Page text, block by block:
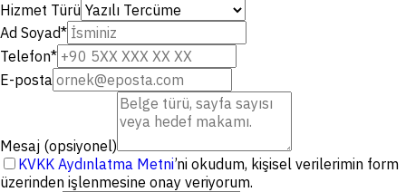
Hizmet Türü
Ad Soyad*
Telefon*
E-posta
Mesaj (opsiyonel)
KVKK Aydınlatma Metni’ni okudum, kişisel verilerimin form
üzerinden işlenmesine onay veriyorum.